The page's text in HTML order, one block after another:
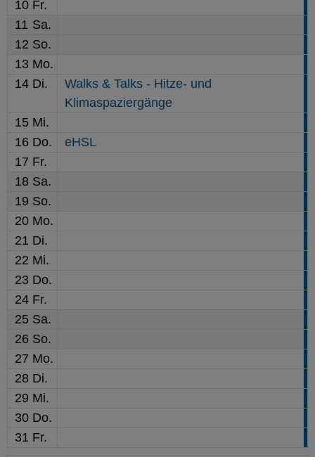
10 Fr.
11 Sa.
12 So.
13 Mo.
14 Di.
Walks & Talks - Hitze- und
Klimaspaziergänge
15 Mi.
16 Do.
eHSL
17 Fr.
18 Sa.
19 So.
20 Mo.
21 Di.
22 Mi.
23 Do.
24 Fr.
25 Sa.
26 So.
27 Mo.
28 Di.
29 Mi.
30 Do.
31 Fr.